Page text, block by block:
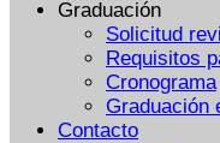
Graduación
Solicitud
Requisitos
Cronograma
Graduación
Contacto